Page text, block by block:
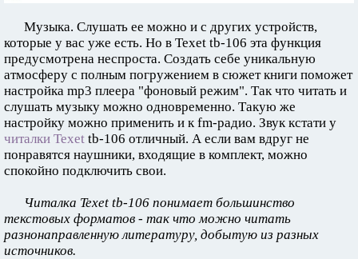
Музыка. Слушать ее можно и с других устройств,
которые у вас уже есть. Но в Texet tb-106 эта функция
предусмотрена неспроста. Создать себе уникальную
атмосферу с полным погружением в сюжет книги поможет
настройка mp3 плеера "фоновый режим". Так что читать и
слушать музыку можно одновременно. Такую же
настройку можно применить и к fm-радио. Звук кстати у
читалки Texet tb-106 отличный. А если вам вдруг не
понравятся наушники, входящие в комплект, можно
спокойно подключить свои.
Читалка Texet tb-106 понимает большинство
текстовых форматов - так что можно читать
разнонаправленную литературу, добытую из разных
источников.